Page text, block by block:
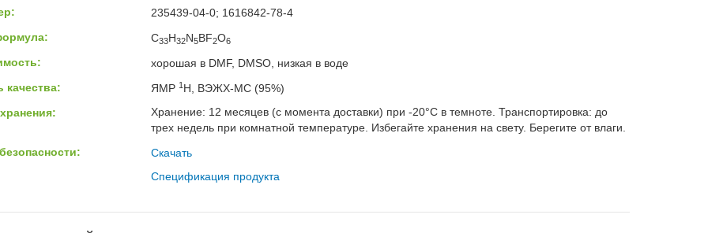
235439-04-0; 1616842-78-4
C33H32N5BF2O6
хорошая в DMF, DMSO, низкая в воде
качества:
ЯМР 1H, ВЭЖХ-МС (95%)
Хранение: 12 месяцев (с момента доставки) при -20°C в темноте. Транспортировка: до
трех недель при комнатной температуре. Избегайте хранения на свету. Берегите от влаги.
Скачать
Спецификация продукта